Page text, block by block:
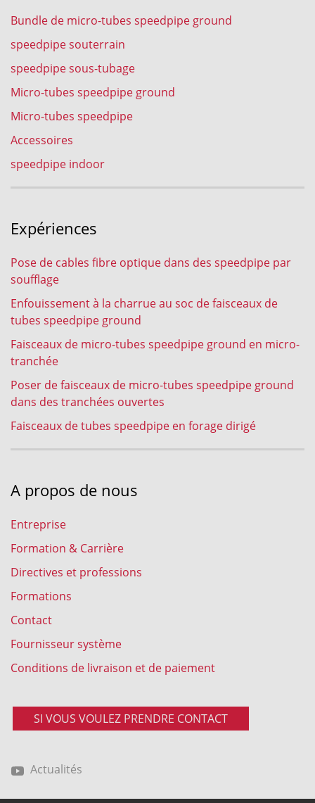
Bundle de micro-tubes speedpipe ground
speedpipe souterrain
speedpipe sous-tubage
Micro-tubes speedpipe ground
Micro-tubes speedpipe
Accessoires
speedpipe indoor
Expériences
Pose de cables fibre optique dans des speedpipe par
soufflage
Enfouissement à la charrue au soc de faisceaux de
tubes speedpipe ground
Faisceaux de micro-tubes speedpipe ground en micro-
tranchée
Poser de faisceaux de micro-tubes speedpipe ground
dans des tranchées ouvertes
Faisceaux de tubes speedpipe en forage dirigé
A propos de nous
Entreprise
Formation & Carrière
Directives et professions
Formations
Contact
Fournisseur système
Conditions de livraison et de paiement
SI VOUS VOULEZ PRENDRE CONTACT
Actualités